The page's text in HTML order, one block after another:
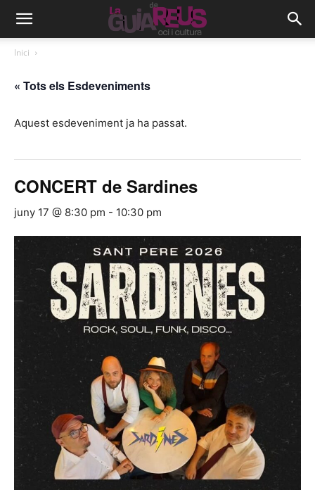
Inici
« Tots els Esdeveniments
Aquest esdeveniment ja ha passat.
CONCERT de Sardines
juny 17 @ 8:30 pm - 10:30 pm